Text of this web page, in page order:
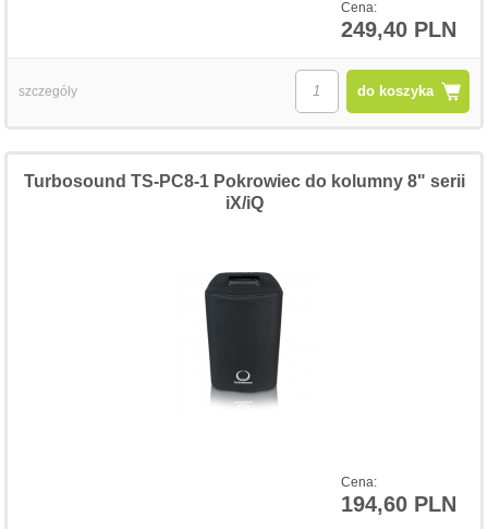
Cena:
249,40 PLN
do koszyka
szczegóły
Cena:
194,60 PLN
Turbosound TS-PC8-1 Pokrowiec do kolumny 8" serii
iX/iQ